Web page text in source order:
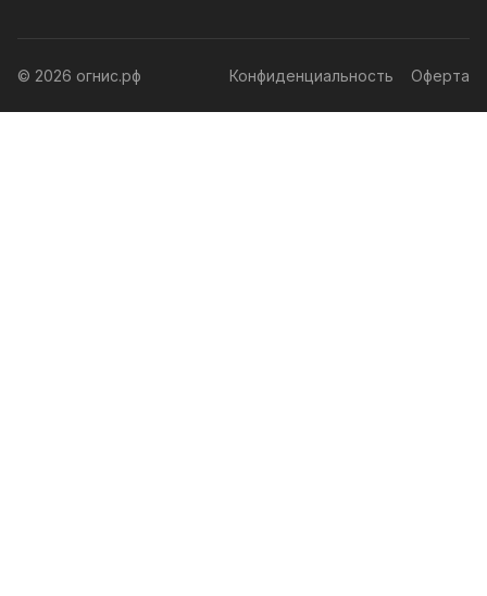
© 2026 огнис.рф Конфиденциальность Оферта